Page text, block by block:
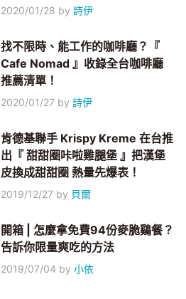
2020/01/28 by詩伊
找不限時、能工作的咖啡廳？『
Cafe Nomad 』收錄全台咖啡廳
推薦清單！
2020/01/27 by詩伊
肯德基聯手 Krispy Kreme 在台推
出『 甜甜圈咔啦雞腿堡 』把漢堡
皮換成甜甜圈 熱量先爆表！
2019/12/27 by 貝爾
開箱 | 怎麼拿免費94份麥脆鷄餐？
告訴你限量爽吃的方法
2019/07/04 by小依